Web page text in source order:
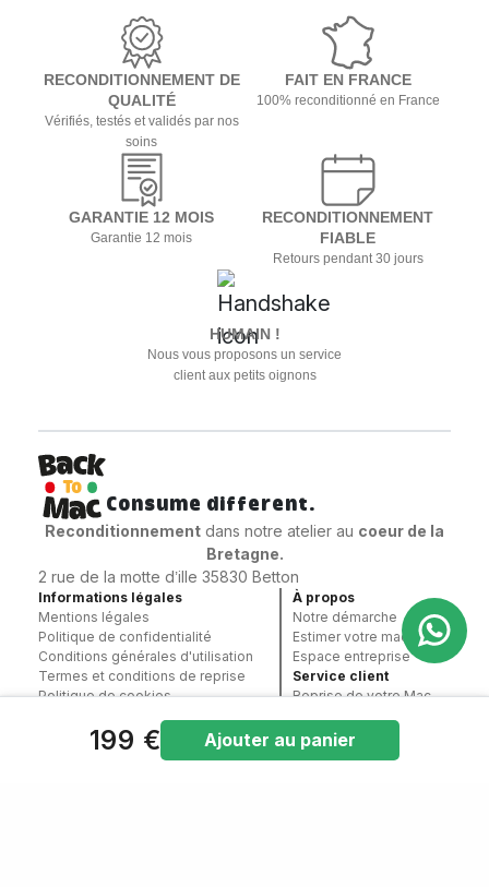
RECONDITIONNEMENT DE
QUALITÉ
Vérifiés, testés et validés par nos
soins
FAIT EN FRANCE
100% reconditionné en France
GARANTIE 12 MOIS
Garantie 12 mois
RECONDITIONNEMENT
FIABLE
Retours pendant 30 jours
HUMAIN !
Nous vous proposons un service
client aux petits oignons
Consume different.
Reconditionnement dans notre atelier au coeur de la
Bretagne.
2 rue de la motte d’ille 35830 Betton
Informations légales
Mentions légales
Politique de confidentialité
Conditions générales d'utilisation
Termes et conditions de reprise
Politique de cookies
Garantie
Paiement sécurisé
À propos
Notre démarche
Estimer votre mac
Espace entreprise
Service client
Reprise de votre Mac
contact@backtomac.fr
09 78 81 02 07
199 € Ajouter au panier